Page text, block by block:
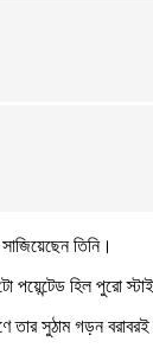
তিনি।
হিল পুরো
তার সুঠাম গড়ন